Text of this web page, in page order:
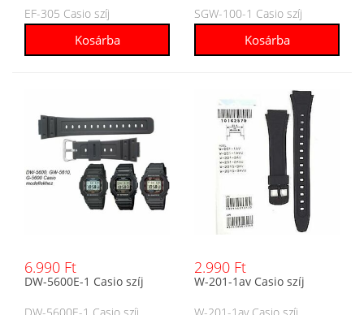
EF-305 Casio szíj SGW-100-1 Casio szíj
6.990 Ft
DW-5600E-1 Casio szíj
2.990 Ft
W-201-1av Casio szíj